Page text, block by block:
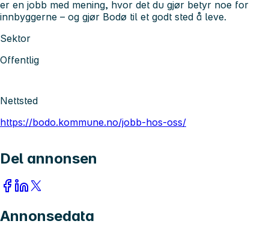
er en jobb med mening, hvor det du gjør betyr noe for
innbyggerne – og gjør Bodø til et godt sted å leve.
Sektor
Offentlig
Nettsted
https://bodo.kommune.no/jobb-hos-oss/
Del annonsen
Annonsedata